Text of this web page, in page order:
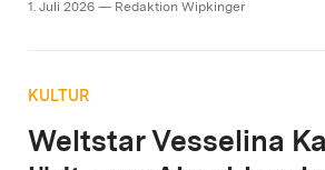
1. Juli 2026 — Redaktion Wipkinger
KULTUR
Weltstar Vesselina